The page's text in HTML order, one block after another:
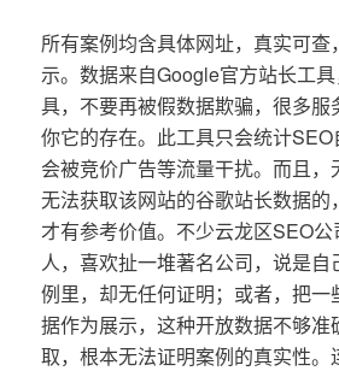
所有案例均含具体网址，真实可查
示。数据来自Google官方站长工
具，不要再被假数据欺骗，很多服
你它的存在。此工具只会统计
会被竞价广告等流量干扰。而且，
无法获取该网站的谷歌站长数据的
才有参考价值。不少云龙区SEO
人，喜欢扯一堆著名公司，说是自
例里，却无任何证明；或者，把一
据作为展示，这种开放数据不够准
取，根本无法证明案例的真实性。